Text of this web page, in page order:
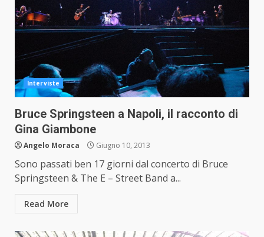
Interviste
Bruce Springsteen a Napoli, il racconto di
Gina Giambone
Angelo Moraca Giugno 10, 2013
Sono passati ben 17 giorni dal concerto di Bruce
Springsteen & The E – Street Band a...
Read More